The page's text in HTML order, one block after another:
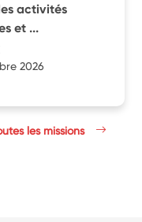
activités
et ...
2026
les missions